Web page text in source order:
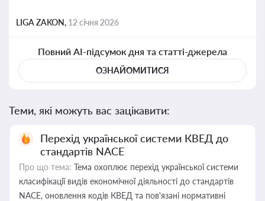
LIGA ZAKON, 12 січня 2026
Повний AI-підсумок дня та статті-джерела
ОЗНАЙОМИТИСЯ
Теми, які можуть вас зацікавити:
Перехід української системи КВЕД до
стандартів NACE
Про що тема: Тема охоплює перехід української системи
класифікації видів економічної діяльності до стандартів
NACE, оновлення кодів КВЕД та пов'язані нормативні